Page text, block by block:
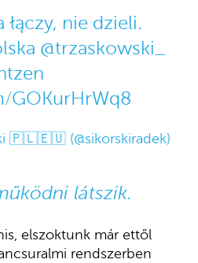
łączy, nie dzieli.
@trzaskowski_
GOKurHrWq8
🇵🇱🇪🇺 (@sikorskiradek)
látszik.
elszoktunk már ettől
rendszerben